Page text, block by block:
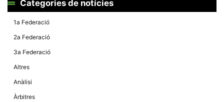
Categories de notícies
1a Federació
2a Federació
3a Federació
Altres
Anàlisi
Àrbitres